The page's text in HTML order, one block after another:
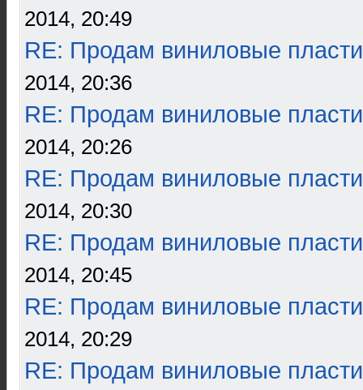
2014, 20:49
RE: Продам виниловые
2014, 20:36
RE: Продам виниловые
2014, 20:26
RE: Продам виниловые
2014, 20:30
RE: Продам виниловые
2014, 20:45
RE: Продам виниловые
2014, 20:29
RE: Продам виниловые